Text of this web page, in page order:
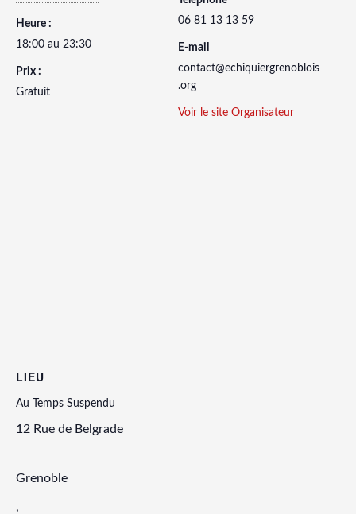
Heure :
18:00 au 23:30
Prix :
Gratuit
06 81 13 13 59
E-mail
contact@echiquiergrenoblois
.org
Voir le site Organisateur
LIEU
Au Temps Suspendu
12 Rue de Belgrade
Grenoble
,